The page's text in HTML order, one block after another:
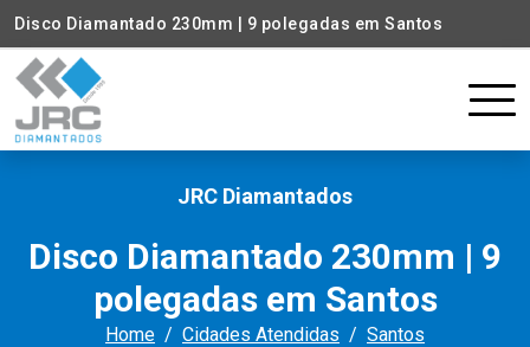
Disco Diamantado 230mm | 9 polegadas em Santos
JRC Diamantados
Disco Diamantado 230mm | 9
polegadas em Santos
Home Cidades Atendidas
Santos